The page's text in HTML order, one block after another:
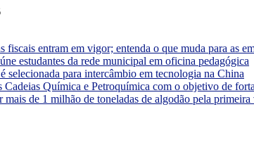
fiscais entram em vigor; entenda o que muda para as
estudantes da rede municipal em oficina pedagógica
selecionada para intercâmbio em tecnologia na China
Química e Petroquímica com o objetivo de
de 1 milhão de toneladas de algodão pela primeira